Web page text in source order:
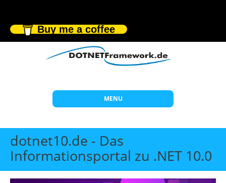
Buy me a coffee
MENU
Start
Themen
dotnet10.de - Das
Informationsportal zu .NET 10.0